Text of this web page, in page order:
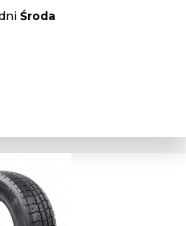
dniŚroda